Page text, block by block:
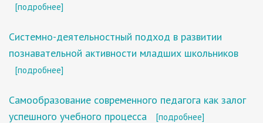
[подробнее]
Системно-деятельностный подход в развитии
познавательной активности младших школьников
[подробнее]
Самообразование современного педагога как залог
успешного учебного процесса
[подробнее]